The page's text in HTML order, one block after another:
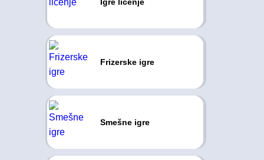
Frizerske igre
Smešne igre